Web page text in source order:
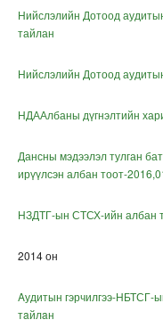
Нийслэлийн Дотоод
тайлан
Нийслэлийн Дотоод
НДААлбаны дүгнэлтийн
Дансны мэдээлэл тулган
ирүүлсэн албан тоот-
НЗДТГ-ын СТСХ-ийн албан
2014 он
Aудитын гэрчилгээ-НБТСГ-
тaйлaн